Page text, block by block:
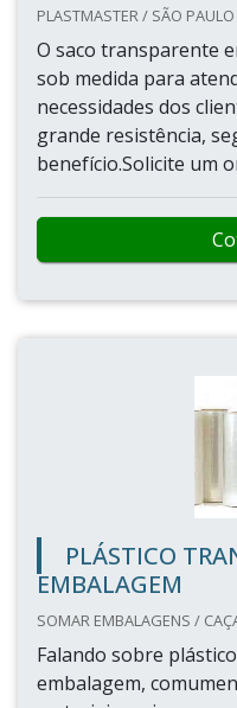
PLASTMASTER / SÃO
O saco transparente
sob medida para
necessidades dos
grande resistência,
benefício.Solicite um
PLÁSTICO
EMBALAGEM
SOMAR EMBALAGENS /
Falando sobre
embalagem,